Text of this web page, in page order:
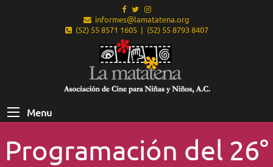
informes@lamatatena.org
(52) 55 8571 1605 | (52) 55 8793 8407
Menu
Programación del 26°